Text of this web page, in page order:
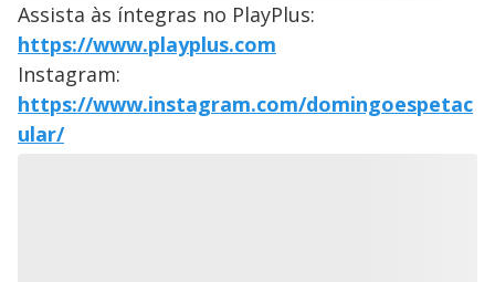
Assista às íntegras no PlayPlus:
https://www.playplus.com
Instagram:
https://www.instagram.com/domingoespetac
ular/